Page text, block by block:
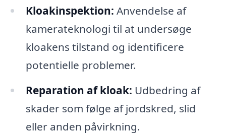
Kloakinspektion: Anvendelse af
kamerateknologi til at undersøge
kloakens tilstand og identificere
potentielle problemer.
Reparation af kloak: Udbedring af
skader som følge af jordskred, slid
eller anden påvirkning.